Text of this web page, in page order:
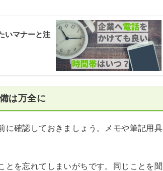
いマナーと注
は万全に
に確認しておきましょう。メモや筆記用具
とを忘れてしまいがちです。同じことを聞